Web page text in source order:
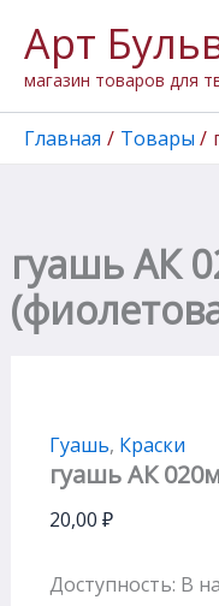
содержимому
Арт
магазин товаров для
Главная Товары
гуашь АК
Гуашь, Краски
гуашь АК
20,00 ₽
Доступность: В
товара
гуашь
АК
020мл
(фиолетовая)